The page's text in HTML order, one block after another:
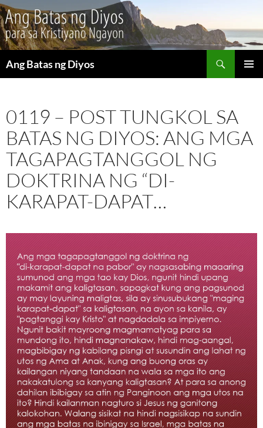
Ang Batas ng Diyos
0119 – POST TUNGKOL SA
BATAS NG DIYOS: ANG MGA
TAGAPAGTANGGOL NG
DOKTRINA NG “DI-
KARAPAT-DAPAT…